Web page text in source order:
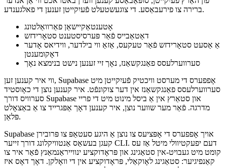
די פירעבאַסע אָלטערנאַטיוו
ווייַל ביידע סופּאַבאַסע און פירעבאַסע האָבן אַזאַ אַ גרויס ינטערסעקשאַן
פון האַרץ פֿעיִקייטן, סופּאַבאַסע קענען ווערן באטראכט ווי אַן אנדער
ברירה צו פירעבאַסע. די צוגעשטעלט פֿעיִקייטן זענען די פאלגענדע.
אָטענטאַקיישאַן פאַרוואַלטונג
דאַטאַבייס פֿאַר פּערסיסטענט סטאָרידזש
אַ אַסעט סטאָרידזש פֿאַר טעקעס, אַזאַ ווי בילדער, ווידיאס אָדער
דאָקומענטן
סערווערלעסס פאַנגקשאַנז, נאָך זיי זענען נישט בנימצא נאָך
ווי איר קענען זען, Supabase אָפפערס די מערסט וויכטיק פֿעיִקייטן מיט
סערווערלעסס פאַנגקשאַנז אין דער צוקונפֿט. איר קענען נוצן די כאָוסטיד
סערוויס דורך Supabase און סטאַרץ אין אַ ביסל מינוט מיט די פריי
מדרגה. פֿאַר מער שווער נוצן, איר קענען דאָך אַפּגרייד צו אַ באַצאָלט
פּלאַן.